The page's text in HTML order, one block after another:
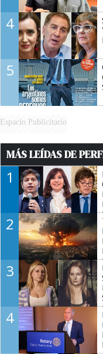
4
5
Espacio Publicitario
MÁS LEÍDAS DE
1
2
3
4